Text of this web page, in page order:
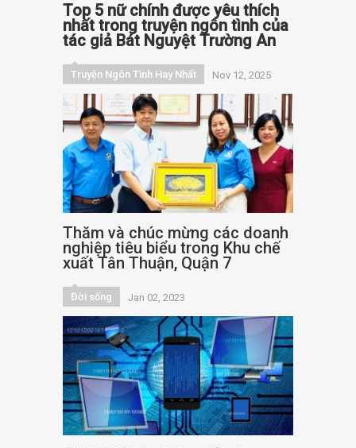
Top 5 nữ chính được yêu thích
nhất trong truyện ngôn tình của
tác giả Bát Nguyệt Trường An
Truyện Ngôn Tình Hay Nhất Nov 12, 2025
Thăm và chúc mừng các doanh
nghiệp tiêu biểu trong Khu chế
xuất Tân Thuận, Quận 7
Đời sống Jan 02, 2023